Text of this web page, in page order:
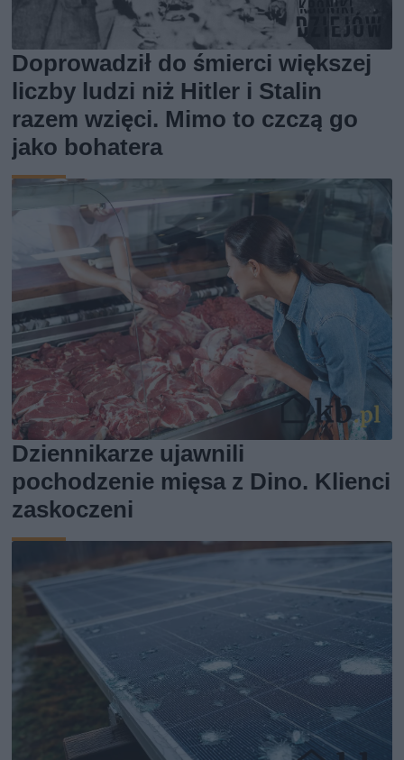
Doprowadził do śmierci większej
liczby ludzi niż Hitler i Stalin
razem wzięci. Mimo to czczą go
jako bohatera
Dziennikarze ujawnili
pochodzenie mięsa z Dino. Klienci
zaskoczeni